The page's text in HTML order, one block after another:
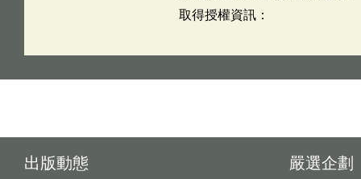
取得授權資訊：
出版動態 嚴選企劃